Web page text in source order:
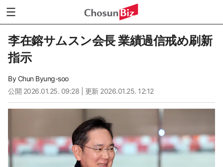
李在鎔サムスン会長 業績過信戒め刷新
指示
ByChun Byung-soo
公開 2026.01.25. 09:28 | 更新 2026.01.25. 12:12